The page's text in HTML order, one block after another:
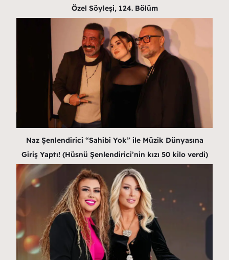
Özel Söyleşi, 124. Bölüm
Naz Şenlendirici “Sahibi Yok” ile Müzik Dünyasına
Giriş Yaptı! (Hüsnü Şenlendirici’nin kızı 50 kilo verdi)